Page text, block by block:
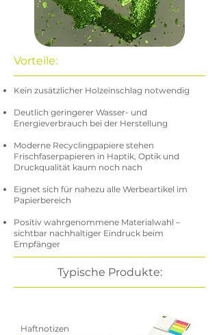
Vorteile:
Kein zusätzlicher Holzeinschlag notwendig
Deutlich geringerer Wasser- und
Energieverbrauch bei der Herstellung
Moderne Recyclingpapiere stehen
Frischfaserpapieren in Haptik, Optik und
Druckqualität kaum noch nach
Eignet sich für nahezu alle Werbeartikel im
Papierbereich
Positiv wahrgenommene Materialwahl –
sichtbar nachhaltiger Eindruck beim
Empfänger
Typische Produkte:
Haftnotizen